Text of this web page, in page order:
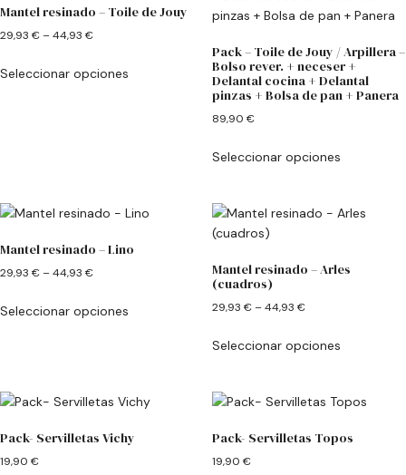
Mantel resinado – Toile de Jouy
29,93 €–44,93 €
Seleccionar opciones
Pack – Toile de Jouy / Arpillera –
Bolso rever. + neceser +
Delantal cocina + Delantal
pinzas + Bolsa de pan + Panera
89,90 €
Seleccionar opciones
Mantel resinado – Lino
29,93 €–44,93 €
Seleccionar opciones
Mantel resinado – Arles
(cuadros)
29,93 €–44,93 €
Seleccionar opciones
Pack- Servilletas Vichy
19,90 €
Pack- Servilletas Topos
19,90 €